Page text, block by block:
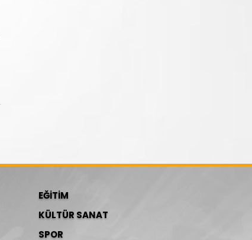
EĞİTİM
KÜLTÜR SANAT
SPOR